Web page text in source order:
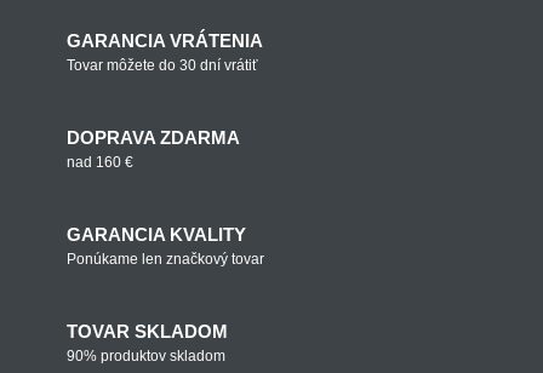
GARANCIA VRÁTENIA
Tovar môžete do 30 dní vrátiť
DOPRAVA ZDARMA
nad 160 €
GARANCIA KVALITY
Ponúkame len značkový tovar
TOVAR SKLADOM
90% produktov skladom